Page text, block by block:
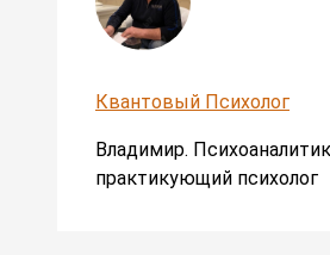
Квантовый Психолог
Владимир.
практикующий психолог